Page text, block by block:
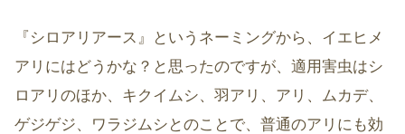
『シロアリアース』というネーミングから、イエヒメ
アリにはどうかな？と思ったのですが、適用害虫はシ
ロアリのほか、キクイムシ、羽アリ、アリ、ムカデ、
ゲジゲジ、ワラジムシとのことで、普通のアリにも効